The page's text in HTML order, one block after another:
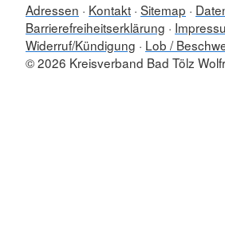
Adressen Kontakt Sitemap
Barrierefreiheitserklärung
Widerruf/Kündigung
Lob /
© 2026 Kreisverband Bad Tölz